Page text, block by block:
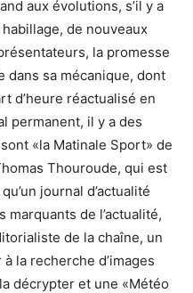
aux évolutions, s’il y a
de nouveaux
la promesse
dans sa mécanique, dont
d’heure réactualisé en
permanent, il y a des
«la Matinale Sport» de
Thouroude, qui est
journal d’actualité
de l’actualité,
de la chaîne, un
la recherche d’images
décrypter et une «Météo